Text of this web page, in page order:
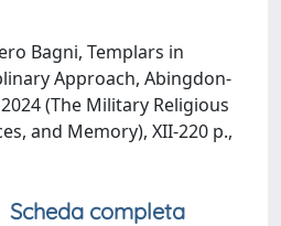
Bagni, Templars in
Approach, Abingdon-
(The Military Religious
and Memory), XII-220 p.,
Scheda completa